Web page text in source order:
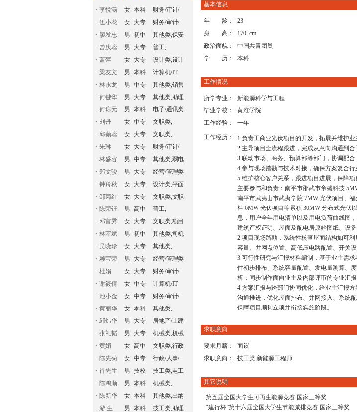
· 李悦涵 女 本科
财务/审计/
· 伍小花 女 大专
财务/审计/
· 廖发忠 男 初中
其他类,保安
· 曾庆聪 男 大专
普工,
· 蓝萍 女 大专
设计类,设计
· 梁友文 男 本科
计算机/IT
· 林永龙 男 中专
其他类,销售
· 何键华 男 大专
其他类,助理
· 何琼元 男 本科
电子/通讯类
· 刘丹 女 中专
文职类,
· 邱颖聪 女 大专
文职类,
· 朱琳 女 大专
财务/审计/
· 林盛容 男 中专
其他类,弱电
· 郑文骏 男 大专
经营/管理类
· 钟羚秋 女 大专
设计类,平面
· 邹菊红 女 大专
文职类,文职
· 陈荣钰 男 高中
普工,
· 邓富秀 女 大专
文职类,项目
· 林萃斌 男 初中
其他类,司机
· 吴晓珍 女 大专
其他类,
· 赖宝荣 男 大专
经营/管理类
· 杜娟 女 大专
财务/审计/
· 谢筱倩 女 中专
计算机/IT
· 池小金 女 中专
财务/审计/
· 黄丽华 女 本科
其他类,
· 邱炜华 男 大专
房地产/土建
· 张礼韬 男 大专
机械类,机械
· 黄娟 女 高中
文职类,行政
· 陈先菊 女 中专
行政/人事/
· 肖先生 男 技校
技工类,电工
· 陈鸿顺 男 本科
机械类,
· 陈新华 女 本科
其他类,出纳
· 游 生 男 本科
技工类,助理
基本信息
年 龄： 23
身 高：
170 cm
政治面貌：
中国共青团员
学 历：
本科
工作情况
所学专业： 新能源科学与工程
毕业学校：
黄淮学院
工作经验：
一年
工作经历：
1.负责工商业光伏项目的开发，拓展并维护
2.主导项目全流程跟进，完成从意向沟通到合
3.联动市场、商务、预算部等部门，协调配合
4.参与现场踏勘与技术对接，确保方案复合行
5.维护核心客户关系，跟进项目进展，保障项
主要参与和负责：南平市邵武市帝盛科技
南平市武夷山市武夷学院 7MW 光伏项目、
料 6MW 光伏项目等累积 30MW 分布式光伏
息，用户全年用电清单以及用电负荷曲线图，
建筑产权证明、屋面及配电房原始图纸、设
2.项目现场踏勘，系统性核查屋面结构如可
容量、并网点位置、高低压电路配置、开关
3.可行性研究与汇报材料编制，基于业主需
件初步排布、系统容量配置、发电量测算、
析；同步制作面向业主及内部评审的专业汇
4.方案汇报与跨部门协同优化，给业主汇报
沟通推进，优化屋面排布、并网接入、系统
保障项目顺利立项并衔接实施阶段。
求职意向
要求月薪： 面议
求职意向：
技工类,新能源工程师
其它说明
第五届全国大学生可再生能源竞赛 国家三等奖
“建行杯”第十六届全国大学生节能减排竞赛 国家三等奖